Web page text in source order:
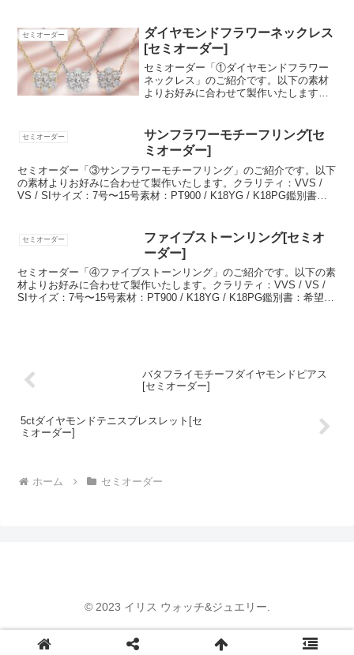
PT900 / K1...
セミオーダー
ダイヤモンドフラワーネックレス
[セミオーダー]
セミオーダー「①ダイヤモンドフラワー
ネックレス」のご紹介です。以下の素材
よりお好みに合わせて製作いたします。
PT900 / K18YG / ...
セミオーダー
サンフラワーモチーフリング[セ
ミオーダー]
セミオーダー「③サンフラワーモチーフリング」のご紹介です。以下
の素材よりお好みに合わせて製作いたします。クラリティ：VVS /
VS / SIサイズ：7号〜15号素材：PT900 / K18YG / K18PG鑑別書：
セミオーダー
ファイブストーンリング[セミオ
ーダー]
セミオーダー「④ファイブストーンリング」のご紹介です。以下の素
材よりお好みに合わせて製作いたします。クラリティ：VVS / VS /
SIサイズ：7号〜15号素材：PT900 / K18YG / K18PG鑑別書：希望 /
バタフライモチーフダイヤモンドピアス
[セミオーダー]
5ctダイヤモンドテニスブレスレット[セ
ミオーダー]
ホーム セミオーダー
© 2023 イリス ウォッチ&ジュエリー.